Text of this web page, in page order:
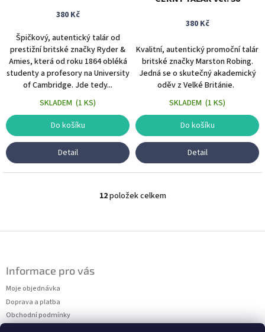
380 Kč
Špičkový, autentický talár od
prestižní britské značky Ryder &
Amies, která od roku 1864 obléká
studenty a profesory na University
of Cambridge. Jde tedy...
SKLADEM (1 KS)
Do košíku
Detail
380 Kč
Kvalitní, autentický promoční talár
britské značky Marston Robing.
Jedná se o skutečný akademický
oděv z Velké Británie.
SKLADEM (1 KS)
Do košíku
Detail
O
á
k
12položek celkem
Informace pro vás
Moje objednávka
Doprava a platba
Obchodní podmínky